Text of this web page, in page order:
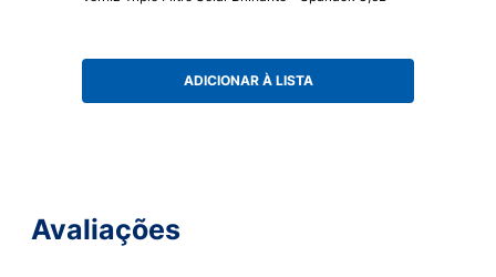
ADICIONAR À LISTA
Avaliações